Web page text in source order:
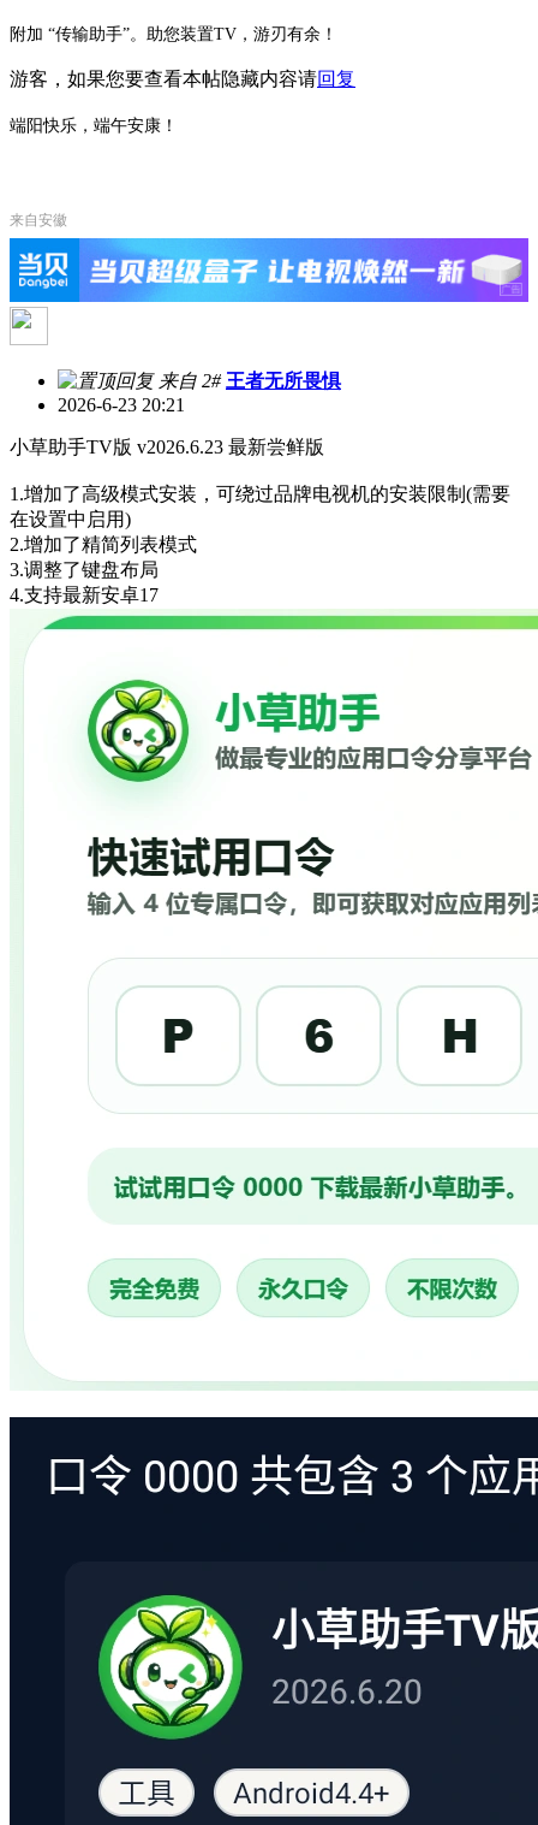
附加 “传输助手”。助您装置TV，游刃有余！
游客，如果您要查看本帖隐藏内容请回复
端阳快乐，端午安康！
来自安徽
来自 2# 王者无所畏惧
2026-6-23 20:21
小草助手TV版 v2026.6.23 最新尝鲜版
1.增加了高级模式安装，可绕过品牌电视机的安装限制(需要
在设置中启用)
2.增加了精简列表模式
3.调整了键盘布局
4.支持最新安卓17